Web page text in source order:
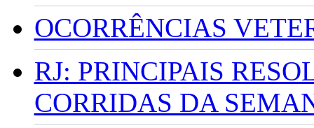
OCORRÊNCIAS
RJ: PRINCIPAIS
CORRIDAS DA